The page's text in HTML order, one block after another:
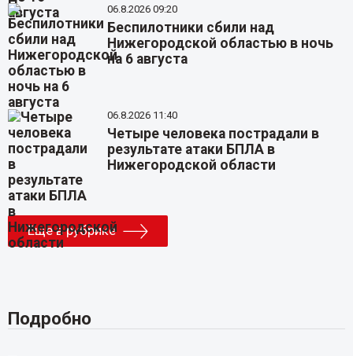
06.8.2026 09:20
Беспилотники сбили над
Нижегородской областью в ночь
на 6 августа
06.8.2026 11:40
Четыре человека пострадали в
результате атаки БПЛА в
Нижегородской области
Еще в рубрике
Подробно